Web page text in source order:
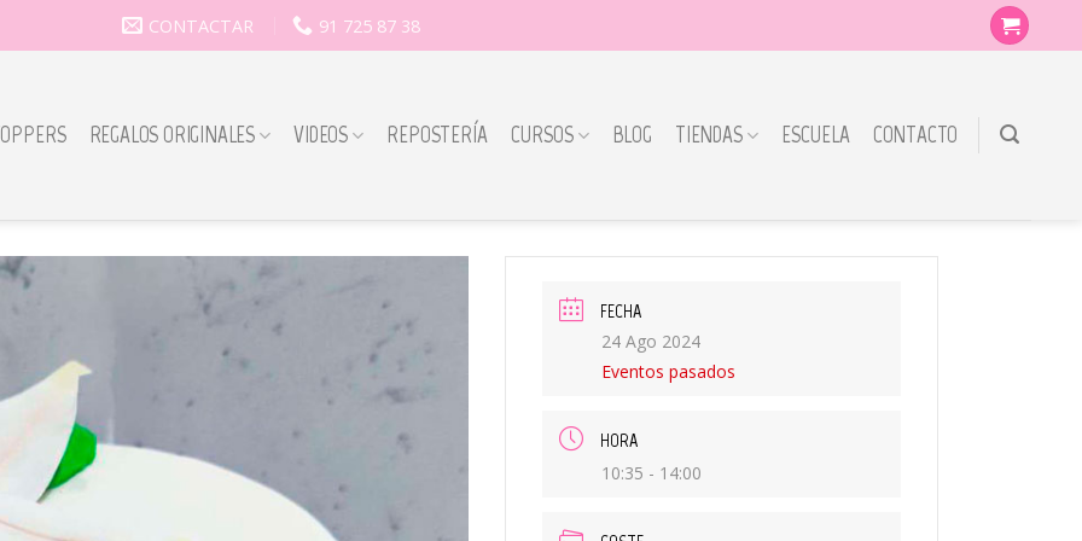
CONTACTAR 91 725 87 38
REGALOS ORIGINALES VIDEOS REPOSTERÍA CURSOS BLOG TIENDAS ESCUELA CONTACTO
FECHA
24 Ago 2024
Eventos pasados
HORA
10:35 - 14:00